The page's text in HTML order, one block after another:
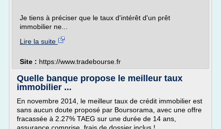
Je tiens à préciser que le taux d'intérêt d'un prêt
immobilier ne...
Lire la suite
Site : https://www.tradebourse.fr
Quelle banque propose le meilleur taux
immobilier ...
En novembre 2014, le meilleur taux de crédit immobilier est
sans aucun doute proposé par Boursorama, avec une offre
fracassée à 2.27% TAEG sur une durée de 14 ans,